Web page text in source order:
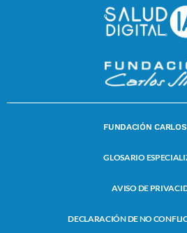
FUNDACIÓN
GLOSARIO
AVISO DE
DECLARACIÓN DE NO